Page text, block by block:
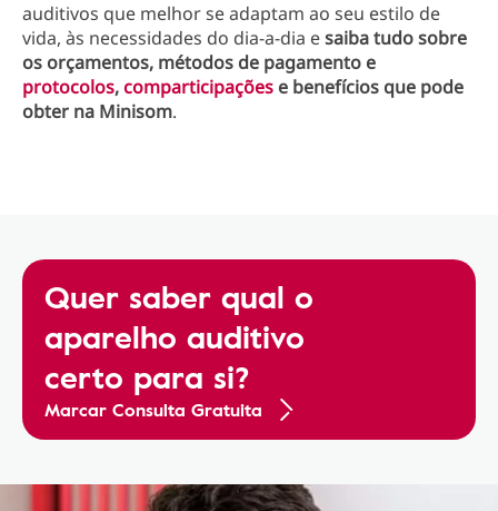
auditivos que melhor se adaptam ao seu estilo de
vida, às necessidades do dia-a-dia esaiba tudo sobre
os orçamentos, métodos de pagamento e
protocolos,comparticipações e benefícios que pode
obter na Minisom.
Quer saber qual o
aparelho auditivo
certo para si?
Marcar Consulta Gratuita